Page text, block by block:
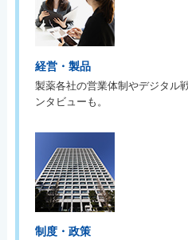
経営・製品
製薬各社の営業体制やデジタル
ンタビューも。
制度・政策